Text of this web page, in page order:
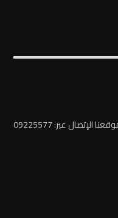
الإتصال عبر: 09225577